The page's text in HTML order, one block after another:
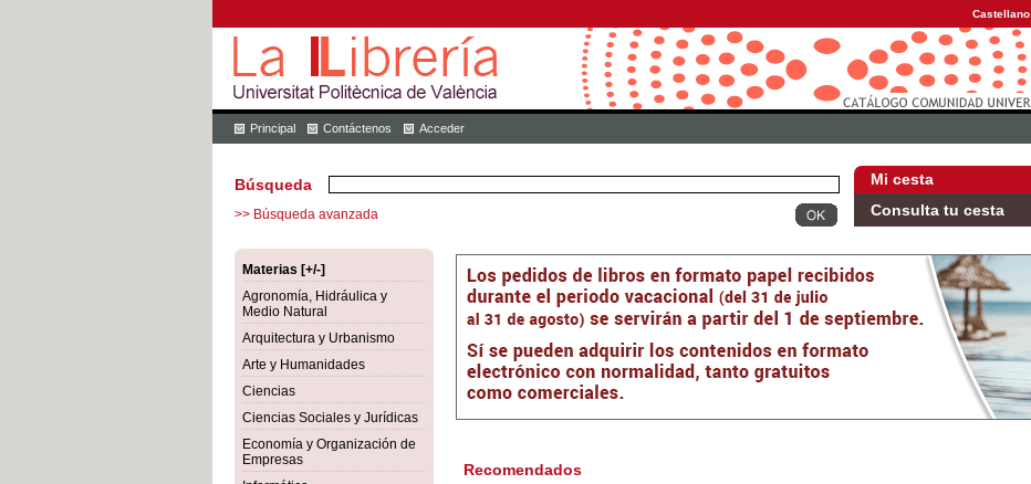
Castellano
Principal Contáctenos Acceder
Mi cesta
Consulta tu cesta
Búsqueda
>> Búsqueda avanzada
Materias [+/-]
Agronomía, Hidráulica y
Medio Natural
Arquitectura y Urbanismo
Arte y Humanidades
Ciencias
Ciencias Sociales y Jurídicas
Economía y Organización de
Empresas
Recomendados